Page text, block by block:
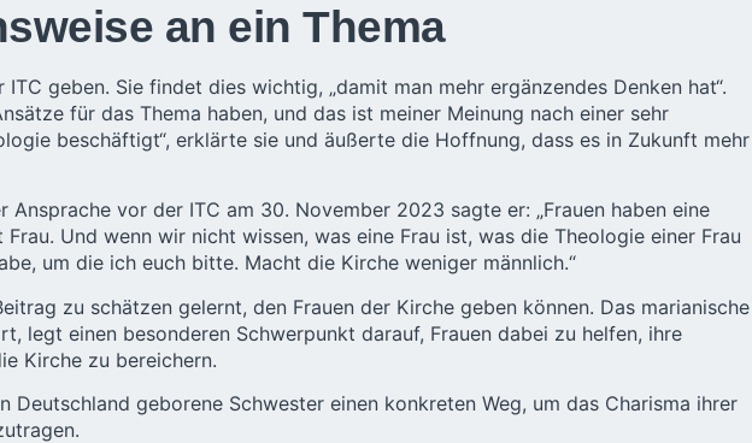
an ein Thema
geben. Sie findet dies wichtig, „damit man mehr ergänzendes Denken hat“.
für das Thema haben, und das ist meiner Meinung nach einer sehr
beschäftigt“, erklärte sie und äußerte die Hoffnung, dass es in Zukunft mehr
vor der ITC am 30. November 2023 sagte er: „Frauen haben eine
Und wenn wir nicht wissen, was eine Frau ist, was die Theologie einer Frau
um die ich euch bitte. Macht die Kirche weniger männlich.“
zu schätzen gelernt, den Frauen der Kirche geben können. Das marianische
legt einen besonderen Schwerpunkt darauf, Frauen dabei zu helfen, ihre
Kirche zu bereichern.
geborene Schwester einen konkreten Weg, um das Charisma ihrer